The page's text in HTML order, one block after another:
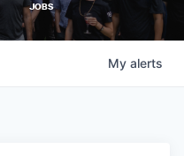
JOBS
My alerts